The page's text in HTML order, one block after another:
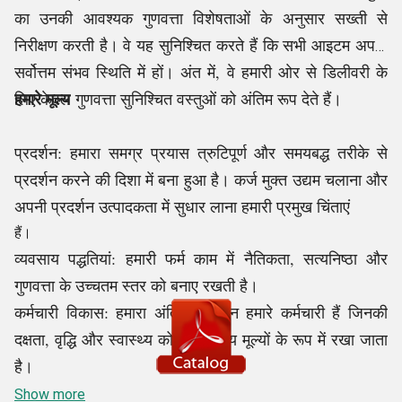
का उनकी आवश्यक गुणवत्ता विशेषताओं के अनुसार सख्ती से
निरीक्षण करती है। वे यह सुनिश्चित करते हैं कि सभी आइटम अपनी
सर्वोत्तम संभव स्थिति में हों। अंत में, वे हमारी ओर से डिलीवरी के
लिए केवल गुणवत्ता सुनिश्चित वस्तुओं को अंतिम रूप देते हैं।
हमारे मूल्य
प्रदर्शन: हमारा समग्र प्रयास त्रुटिपूर्ण और समयबद्ध तरीके से
प्रदर्शन करने की दिशा में बना हुआ है। कर्ज मुक्त उद्यम चलाना और
अपनी प्रदर्शन उत्पादकता में सुधार लाना हमारी प्रमुख चिंताएं
हैं।
व्यवसाय पद्धतियां: हमारी फर्म काम में नैतिकता, सत्यनिष्ठा और
गुणवत्ता के उच्चतम स्तर को बनाए रखती है।
कर्मचारी विकास: हमारा अंतिम संसाधन हमारे कर्मचारी हैं जिनकी
दक्षता, वृद्धि और स्वास्थ्य को हमारे मुख्य मूल्यों के रूप में रखा जाता
है।
ग्राहक सेवा: हम अपने सम्मानित ग्राहकों के लिए उनके ऑर्डर या
Show more